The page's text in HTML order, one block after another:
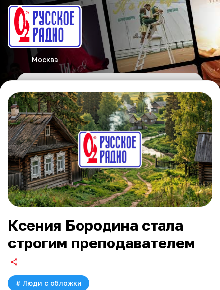
Москва
Ксения Бородина стала
строгим преподавателем
# Люди с обложки